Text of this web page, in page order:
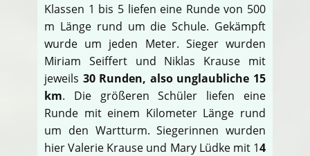
Klassen 1 bis 5 liefen eine Runde von 500
m Länge rund um die Schule. Gekämpft
wurde um jeden Meter. Sieger wurden
Miriam Seiffert und Niklas Krause mit
jeweils 30 Runden, also unglaubliche 15
km. Die größeren Schüler liefen eine
Runde mit einem Kilometer Länge rund
um den Wartturm. Siegerinnen wurden
hier Valerie Krause und Mary Lüdke mit 14